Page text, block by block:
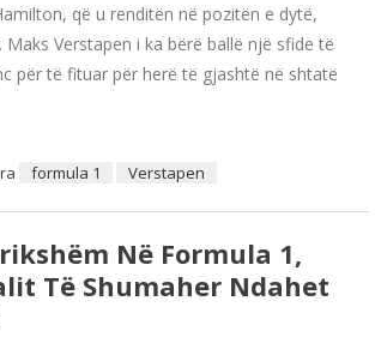
që u renditën në pozitën e dytë,
Verstapen i ka bërë ballë një sfide të
për të fituar për herë të gjashtë në shtatë
formula 1 Verstapen
Në Formula 1,
Të Shumaher Ndahet